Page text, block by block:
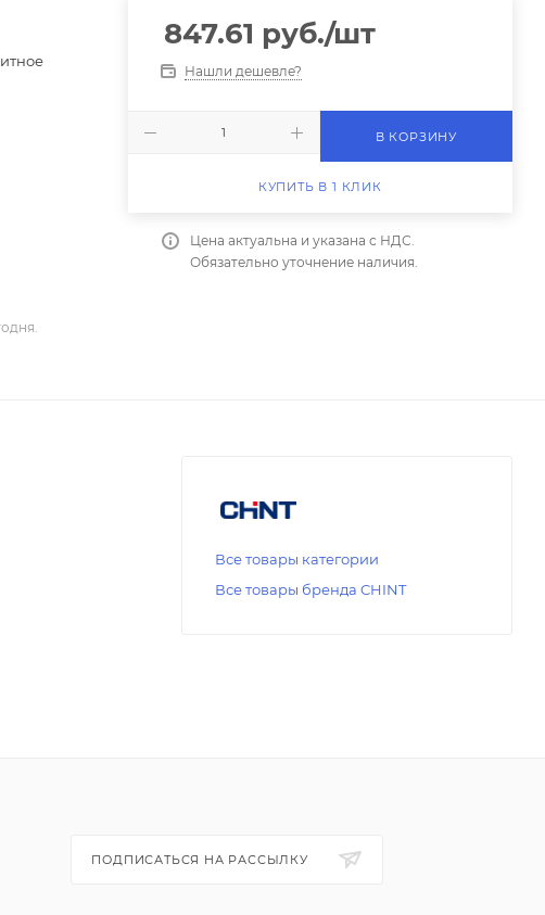
847.61 руб./шт
Нашли дешевле?
В КОРЗИНУ
КУПИТЬ В 1 КЛИК
Цена актуальна и указана с НДС.
Обязательно уточнение наличия.
Все товары категории
Все товары бренда CHINT
ПОДПИСАТЬСЯ НА РАССЫЛКУ